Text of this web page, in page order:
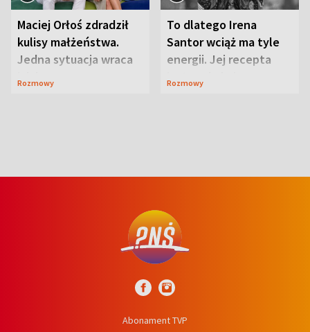
Maciej Orłoś zdradził
kulisy małżeństwa.
Jedna sytuacja wraca
jak bumerang
Rozmowy
To dlatego Irena
Santor wciąż ma tyle
energii. Jej recepta
jest zaskakująco
Rozmowy
Abonament TVP